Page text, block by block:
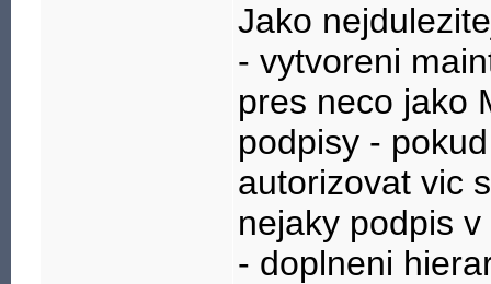
Jako
- vytvoreni
pres neco jako
podpisy -
autorizovat vic
nejaky podpis
- doplneni